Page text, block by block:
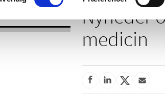
Nyheder
medicin